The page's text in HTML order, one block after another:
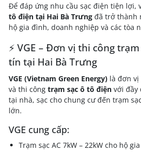
Để đáp ứng nhu cầu sạc điện tiện lợi,
tô điện tại Hai Bà Trưng đã trở thành
hộ gia đình, doanh nghiệp và các tòa
⚡ VGE – Đơn vị thi công
tín tại Hai Bà Trưng
VGE (Vietnam Green Energy) là đơn
và thi công trạm sạc ô tô điện với đầy
tại nhà, sạc cho chung cư đến trạm
lớn.
VGE cung cấp:
Trạm sạc AC 7kW – 22kW cho hộ